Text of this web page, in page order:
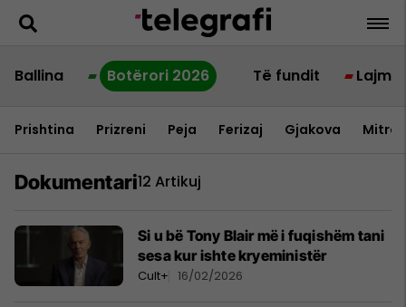
Ballina Botërori 2026 Të fundit Lajme
Prishtina Prizreni Peja Ferizaj Gjakova
Dokumentari12 Artikuj
Si u bë Tony Blair më i fuqishëm tani
sesa kur ishte kryeministër
Cult+ 16/02/2026